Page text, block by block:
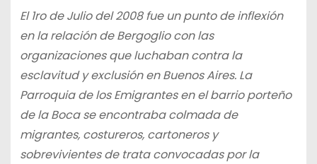
El 1ro de Julio del 2008 fue un punto de inflexión
en la relación de Bergoglio con las
organizaciones que luchaban contra la
esclavitud y exclusión en Buenos Aires. La
Parroquia de los Emigrantes en el barrio porteño
de la Boca se encontraba colmada de
migrantes, costureros, cartoneros y
sobrevivientes de trata convocadas por la